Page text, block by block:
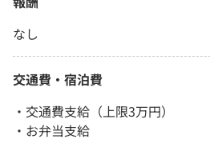
なし
交通費・宿泊費
・交通費支給（上限3万円）
・お弁当支給